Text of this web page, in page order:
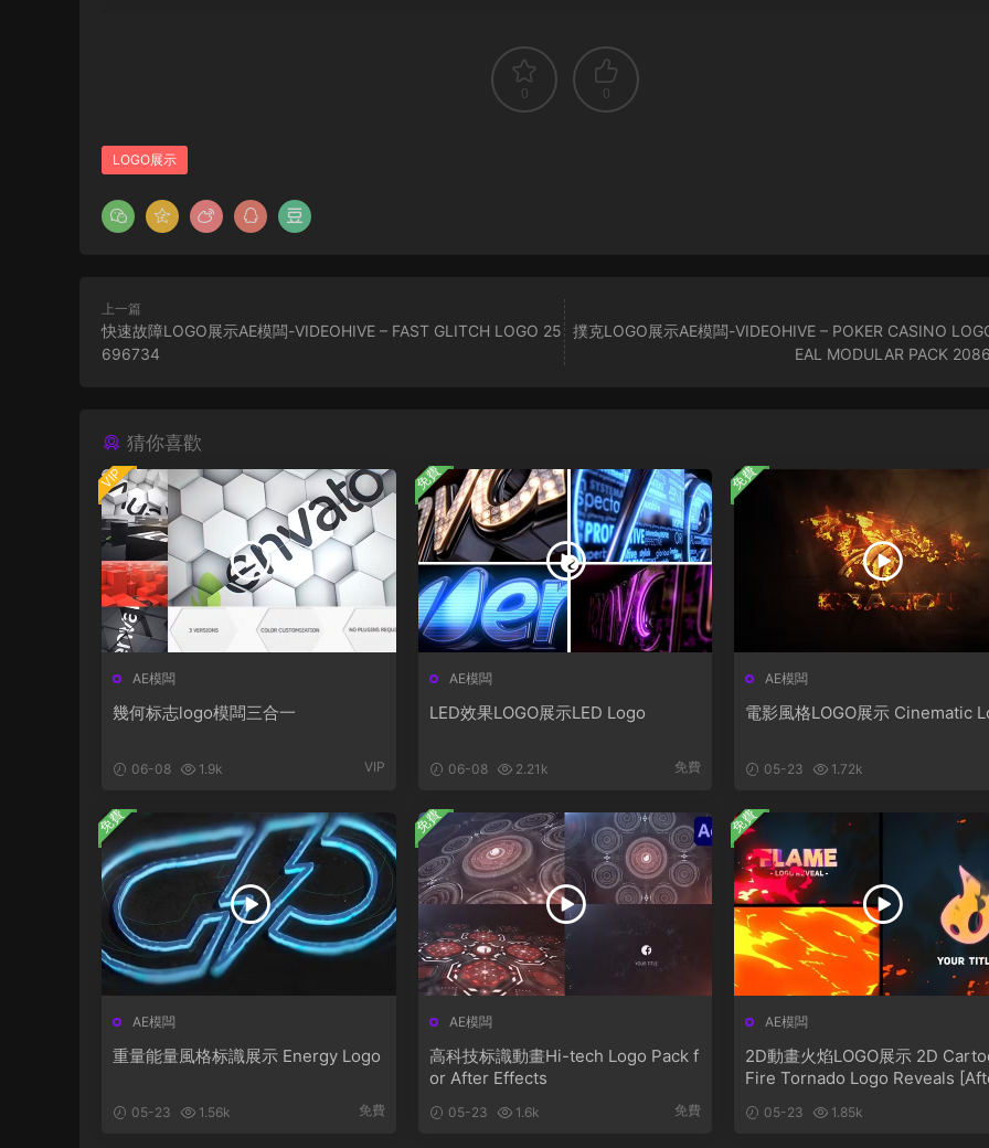
0 0
LOGO展示
上一篇
快速故障LOGO展示AE模闆-VIDEOHIVE – FAST GLITCH LOGO 25
696734
撲克LOGO展示AE模闆-VIDEOHIVE – POKER CASINO
EAL MODULAR PACK
猜你喜歡
AE模闆
幾何标志logo模闆三合一
06-08 1.9k VIP
VIP
AE模闆
LED效果LOGO展示LED Logo
06-08 2.21k 免費
免費
AE模闆
電影風格LOGO展示 Cinematic
05-23 1.72k
免費
AE模闆
重量能量風格标識展示 Energy Logo
05-23 1.56k 免費
免費
AE模闆
高科技标識動畫Hi-tech Logo Pack f
or After Effects
05-23 1.6k 免費
免費
AE模闆
2D動畫火焰LOGO展示 2D
Fire Tornado Logo Reveals
05-23 1.85k
免費